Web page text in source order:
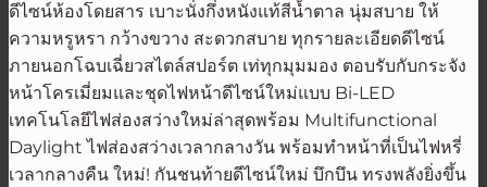
ดีไซน์ห้องโดยสาร เบาะนั่งกึ่งหนังแท้สีน้ำตาล นุ่มสบาย ให้
ความหรูหรา กว้างขวาง สะดวกสบาย ทุกรายละเอียดดีไซน์
ภายนอกโฉบเฉี่ยวสไตล์สปอร์ต เท่ทุกมุมมอง ตอบรับกับกระจัง
หน้าโครเมี่ยมและชุดไฟหน้าดีไซน์ใหม่แบบ Bi-LED
เทคโนโลยีไฟส่องสว่างใหม่ล่าสุดพร้อม Multifunctional
Daylight ไฟส่องสว่างเวลากลางวัน พร้อมทำหน้าที่เป็นไฟหรี่
เวลากลางคืน ใหม่! กันชนท้ายดีไซน์ใหม่ บึกบึน ทรงพลังยิ่งขึ้น